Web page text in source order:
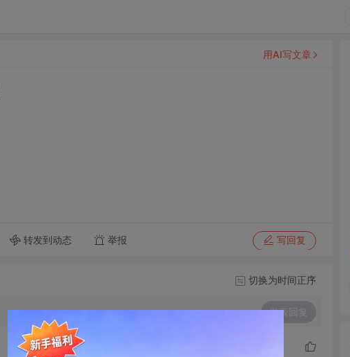
转发到动态 举报 写回复
用AI写文章
切换为时间正序
发表回复